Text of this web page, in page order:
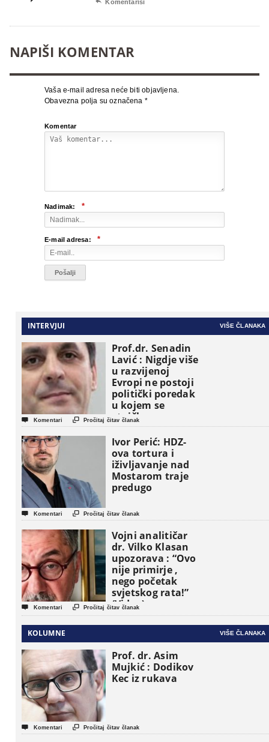
 Komentariši
NAPIŠI KOMENTAR
Vaša e-mail adresa neće biti objavljena.
Obavezna polja su označena *
Komentar
Nadimak: *
E-mail adresa: *
INTERVJUI VIŠE ČLANAKA
Prof.dr. Senadin
Lavić : Nigdje više
u razvijenoj
Evropi ne postoji
politički poredak
u kojem se
etničke grupe
pojavljuju kao
osnovne
političke jedinice
 Komentari  Pročitaj čitav članak
Ivor Perić: HDZ-
ova tortura i
iživljavanje nad
Mostarom traje
predugo
 Komentari  Pročitaj čitav članak
Vojni analitičar
dr. Vilko Klasan
upozorava : “Ovo
nije primirje ,
nego početak
svjetskog rata!”
(Video)
 Komentari  Pročitaj čitav članak
KOLUMNE VIŠE ČLANAKA
Prof. dr. Asim
Mujkić : Dodikov
Kec iz rukava
 Komentari  Pročitaj čitav članak